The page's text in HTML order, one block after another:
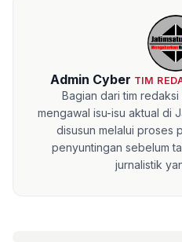
Admin Cyber TIM
Bagian dari tim
mengawal isu-isu aktual di
disusun melalui proses
penyuntingan sebelum
jurnalistik